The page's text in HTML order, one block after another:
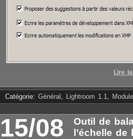
Lire
Catégorie: Général , Lightroom 1.1,
15/08
Outil de
l’échelle de